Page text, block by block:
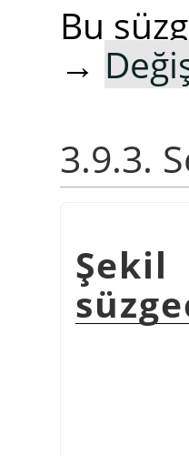
Bu
→
3.9.3.
Şekil